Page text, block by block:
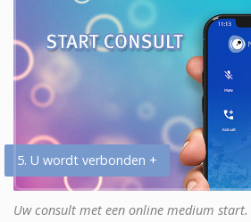
5. U wordt verbonden +
Uw consult met een online medium start.